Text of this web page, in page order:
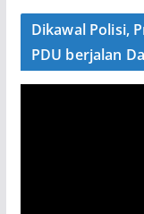
Dikawal Polisi,
PDU berjalan